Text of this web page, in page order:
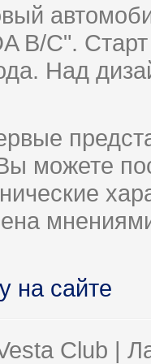
B/C".
Над
можете
на сайте
Club |